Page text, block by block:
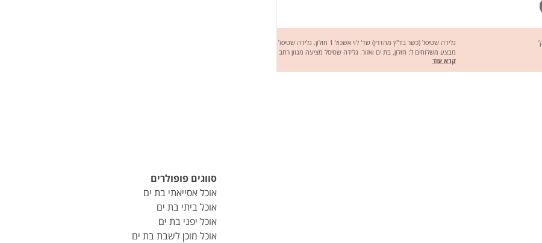
גלידה שטיסל (כשר בד"ץ מהדרין) שד' לוי אשכול 1 חולון. גלידה שטיסל
מבצע משלוחים ל: חולון, בת ים ואזור. גלידה שטיסל מציעה מגוון רחב
של מנות טעימות במיוחד כמו: גלידה בטעמים נהדרים, וופל בלגי,
קרפ, בוואריה, קדאיף, מלבי, פירות יער, עוגת גבינה, טוסט, סנדוויצ'ים,
קרא עוד
סווגים פופולרים
אוכל אסייאתי בת ים
אוכל ביתי בת ים
אוכל יפני בת ים
אוכל מוכן לשבת בת ים